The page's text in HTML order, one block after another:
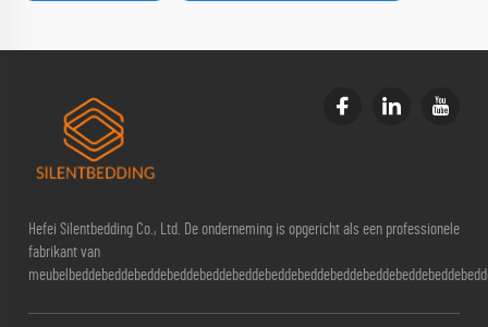
Hefei Silentbedding Co., Ltd. De onderneming is opgericht als een professionele
fabrikant van